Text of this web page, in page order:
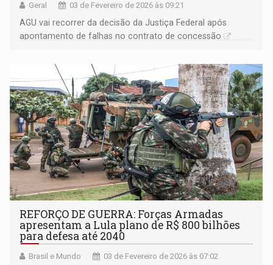
Geral 03 de Fevereiro de 2026 às 09:21
AGU vai recorrer da decisão da Justiça Federal após
apontamento de falhas no contrato de concessão
REFORÇO DE GUERRA: Forças Armadas
apresentam a Lula plano de R$ 800 bilhões
para defesa até 2040
Brasil e Mundo 03 de Fevereiro de 2026 às 07:02